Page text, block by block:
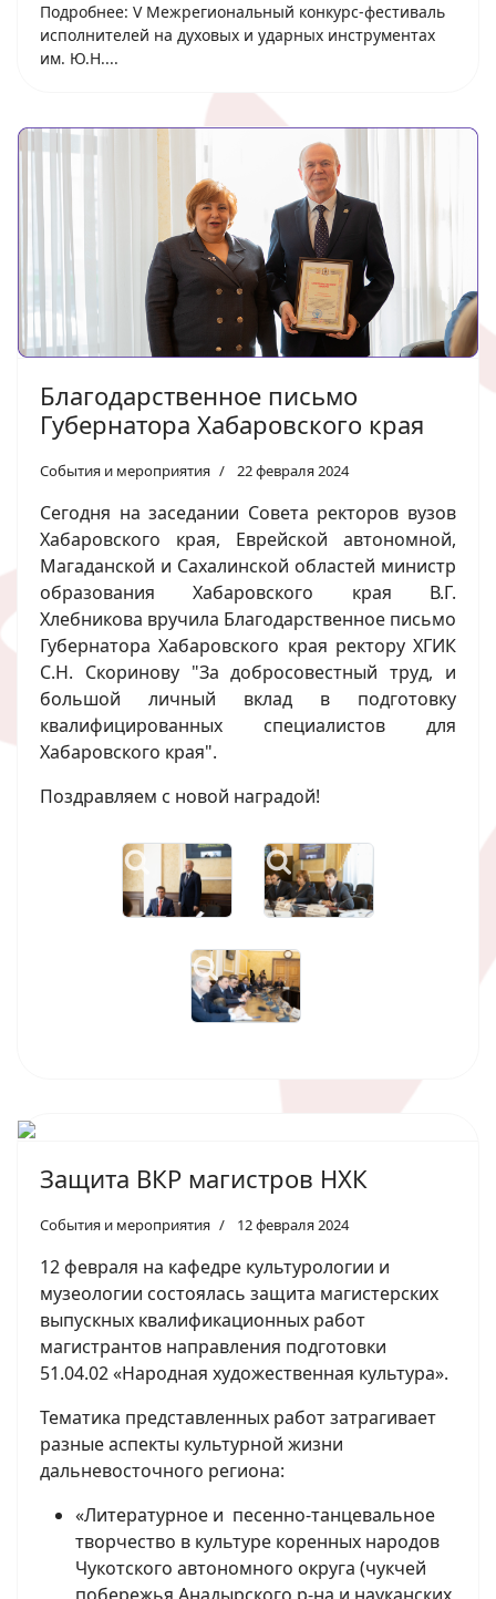
Подробнее: V Межрегиональный конкурс-фестиваль
исполнителей на духовых и ударных инструментах
им. Ю.Н....
Благодарственное письмо
Губернатора Хабаровского края
События и мероприятия 22 февраля 2024
Сегодня на заседании Совета ректоров вузов
Хабаровского края, Еврейской автономной,
Магаданской и Сахалинской областей министр
образования Хабаровского края В.Г.
Хлебникова вручила Благодарственное письмо
Губернатора Хабаровского края ректору ХГИК
С.Н. Скоринову "За добросовестный труд, и
большой личный вклад в подготовку
квалифицированных специалистов для
Хабаровского края".
Поздравляем с новой наградой!
Защита ВКР магистров НХК
События и мероприятия 12 февраля 2024
12 февраля на кафедре культурологии и
музеологии состоялась защита магистерских
выпускных квалификационных работ
магистрантов направления подготовки
51.04.02 «Народная художественная культура».
Тематика представленных работ затрагивает
разные аспекты культурной жизни
дальневосточного региона:
«Литературное и песенно-танцевальное
творчество в культуре коренных народов
Чукотского автономного округа (чукчей